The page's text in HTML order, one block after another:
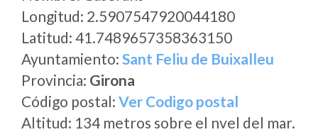
Longitud: 2.5907547920044180
Latitud: 41.7489657358363150
Ayuntamiento: Sant Feliu de Buixalleu
Provincia: Girona
Código postal: Ver Codigo postal
Altitud: 134 metros sobre el nvel del mar.